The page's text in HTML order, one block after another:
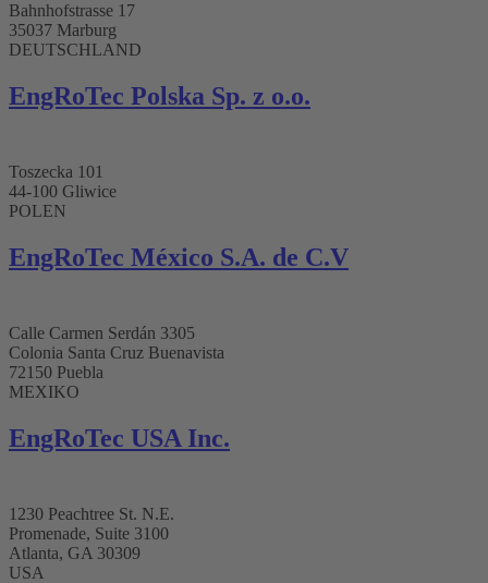
Bahnhofstrasse 17
35037 Marburg
DEUTSCHLAND
EngRoTec Polska Sp. z o.o.
Toszecka 101
44-100 Gliwice
POLEN
EngRoTec México S.A. de C.V
Calle Carmen Serdán 3305
Colonia Santa Cruz Buenavista
72150 Puebla
MEXIKO
EngRoTec USA Inc.
1230 Peachtree St. N.E.
Promenade, Suite 3100
Atlanta, GA 30309
USA